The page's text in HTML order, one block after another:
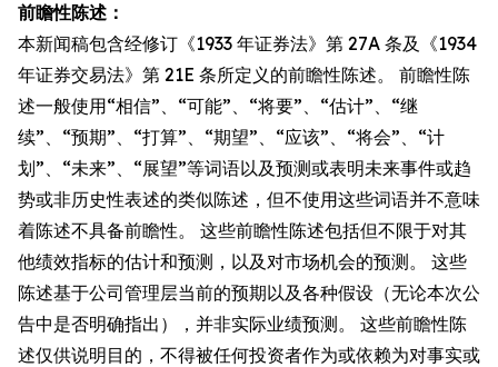
前瞻性陈述：
本新闻稿包含经修订《1933 年证券法》第 27A 条及《1934
年证券交易法》第 21E 条所定义的前瞻性陈述。 前瞻性陈
述一般使用“相信”、“可能”、“将要”、“估计”、“继
续”、“预期”、“打算”、“期望”、“应该”、“将会”、“计
划”、“未来”、“展望”等词语以及预测或表明未来事件或趋
势或非历史性表述的类似陈述，但不使用这些词语并不意味
着陈述不具备前瞻性。 这些前瞻性陈述包括但不限于对其
他绩效指标的估计和预测，以及对市场机会的预测。 这些
陈述基于公司管理层当前的预期以及各种假设（无论本次公
告中是否明确指出），并非实际业绩预测。 这些前瞻性陈
述仅供说明目的，不得被任何投资者作为或依赖为对事实或